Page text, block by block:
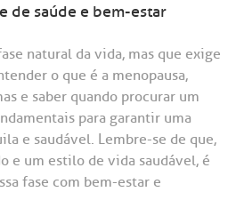
de saúde e bem-estar
natural da vida, mas que exige
o que é a menopausa,
e saber quando procurar um
para garantir uma
e saudável. Lembre-se de que,
e um estilo de vida saudável, é
fase com bem-estar e